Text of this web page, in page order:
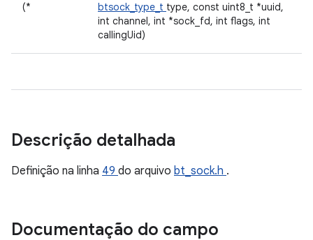
(*
btsock_type_t type, const uint8_t *uuid,
int channel, int *sock_fd, int flags, int
callingUid)
Descrição detalhada
Definição na linha 49 do arquivo bt_sock.h .
Documentação do campo